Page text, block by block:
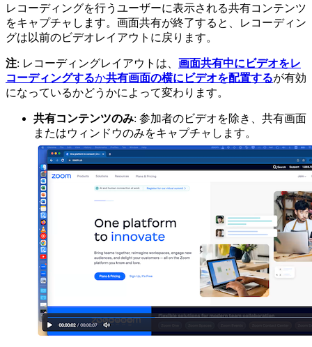
レコーディングを行うユーザーに表示される共有コンテンツ
をキャプチャします。画面共有が終了すると、レコーディン
グは以前のビデオレイアウトに戻ります。
注: レコーディングレイアウトは、 画面共有中にビデオをレ
コーディングするか共有画面の横にビデオを配置するが有効
になっているかどうかによって変わります。
共有コンテンツのみ: 参加者のビデオを除き、共有画面
またはウィンドウのみをキャプチャします。